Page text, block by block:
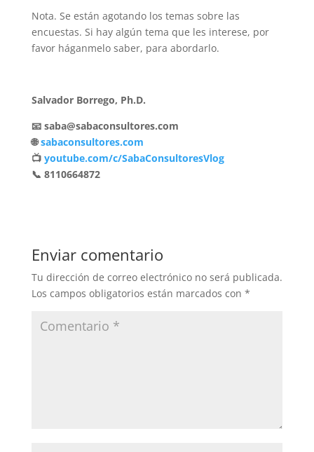
Nota. Se están agotando los temas sobre las
encuestas. Si hay algún tema que les interese, por
favor háganmelo saber, para abordarlo.
Salvador Borrego, Ph.D.
📧 saba@sabaconsultores.com
🌐sabaconsultores.com
📺 youtube.com/c/SabaConsultoresVlog
📞 8110664872
Enviar comentario
Tu dirección de correo electrónico no será publicada.
Los campos obligatorios están marcados con *